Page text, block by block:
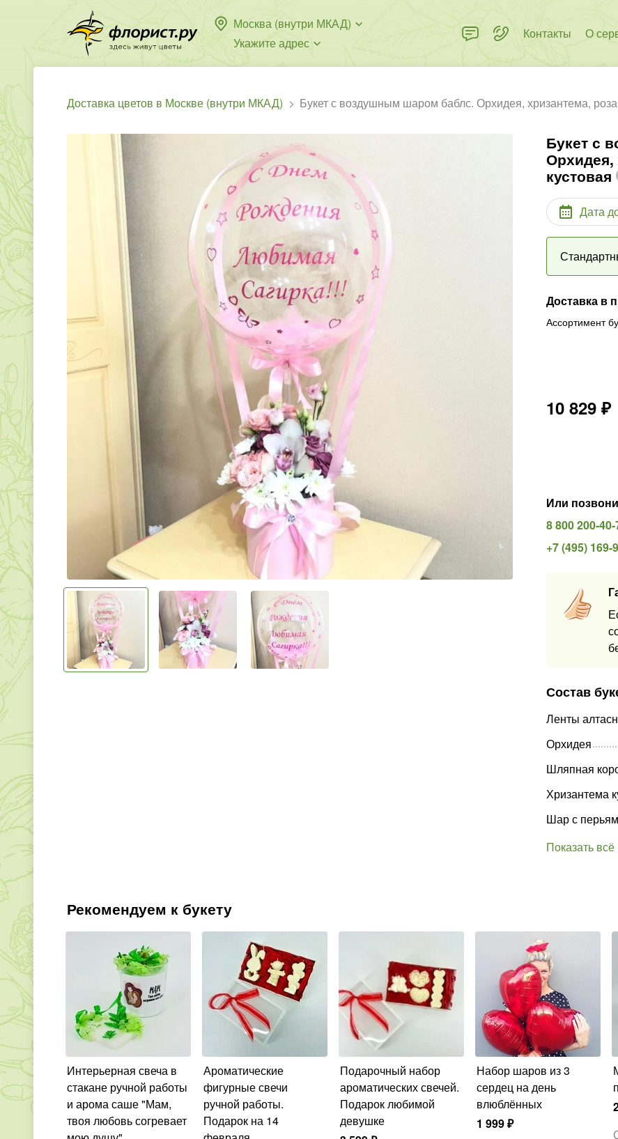
Москва (внутри МКАД)
Укажите адрес
Контакты О
Доставка цветов в Москве (внутри МКАД) Букет с воздушным шаром баблс. Орхидея, хризантема, роза
Букет с
Орхидея,
кустовая
Дата
Доставка в
Ассортимент
10 829 ₽
Или
8 800 200-
+7 (495) 169-
Состав
Ленты
Орхидея
Шляпная
Хризантема
Шар с
Показать всё
Рекомендуем к букету
Интерьерная свеча в
стакане ручной работы
и арома саше "Мам,
твоя любовь согревает
Ароматические
фигурные свечи
ручной работы.
Подарок на 14
Подарочный набор
ароматических свечей.
Подарок любимой
девушке
Набор шаров из 3
сердец на день
влюблённых
1 999₽